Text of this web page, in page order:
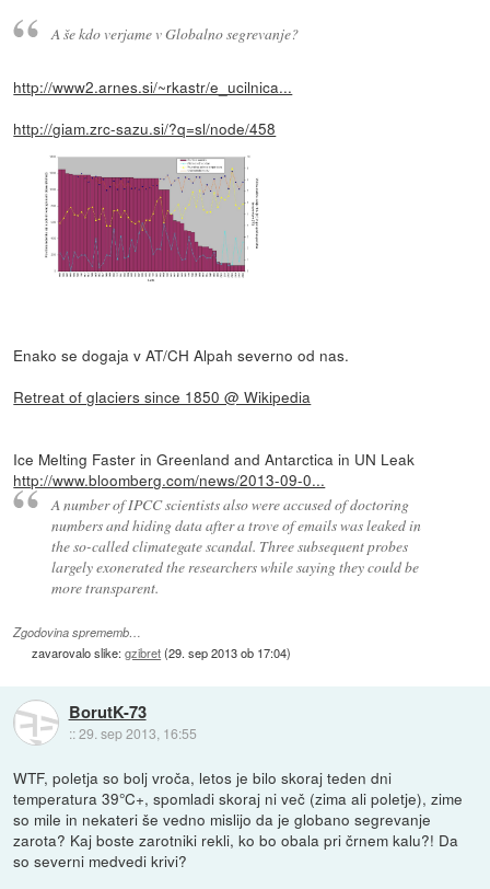
A še kdo verjame v Globalno segrevanje?
http://www2.arnes.si/~rkastr/e_ucilnica...
http://giam.zrc-sazu.si/?q=sl/node/458
Enako se dogaja v AT/CH Alpah severno od nas.
Retreat of glaciers since 1850 @ Wikipedia
Ice Melting Faster in Greenland and Antarctica in UN Leak
http://www.bloomberg.com/news/2013-09-0...
A number of IPCC scientists also were accused of doctoring
numbers and hiding data after a trove of emails was leaked in
the so-called climategate scandal. Three subsequent probes
largely exonerated the researchers while saying they could be
more transparent.
Zgodovina sprememb…
zavarovalo slike:gzibret(29. sep 2013 ob 17:04)
BorutK-73
::29. sep 2013, 16:55
WTF, poletja so bolj vroča, letos je bilo skoraj teden dni
temperatura 39°C+, spomladi skoraj ni več (zima ali poletje), zime
so mile in nekateri še vedno mislijo da je globano segrevanje
zarota? Kaj boste zarotniki rekli, ko bo obala pri črnem kalu?! Da
so severni medvedi krivi?